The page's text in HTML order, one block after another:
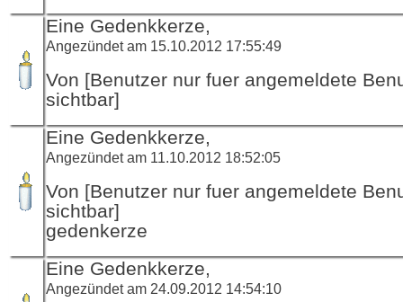
Eine Gedenkkerze,
Angezündet am 15.10.2012 17:55:49
Von [Benutzer nur fuer angemeldete
sichtbar]
Eine Gedenkkerze,
Angezündet am 11.10.2012 18:52:05
Von [Benutzer nur fuer angemeldete
sichtbar]
gedenkerze
Eine Gedenkkerze,
Angezündet am 24.09.2012 14:54:10